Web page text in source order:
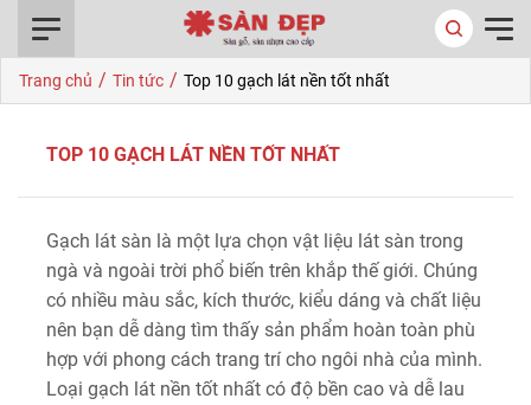
Trang chủ / Tin tức / Top 10 gạch lát nền tốt nhất
TOP 10 GẠCH LÁT NỀN TỐT NHẤT
Gạch lát sàn là một lựa chọn vật liệu lát sàn trong
ngà và ngoài trời phổ biến trên khắp thế giới. Chúng
có nhiều màu sắc, kích thước, kiểu dáng và chất liệu
nên bạn dễ dàng tìm thấy sản phẩm hoàn toàn phù
hợp với phong cách trang trí cho ngôi nhà của mình.
Loại gạch lát nền tốt nhất có độ bền cao và dễ lau